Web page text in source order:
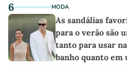
6 MODA
As sandálias
para o verão são
tanto para usar
banho quanto em